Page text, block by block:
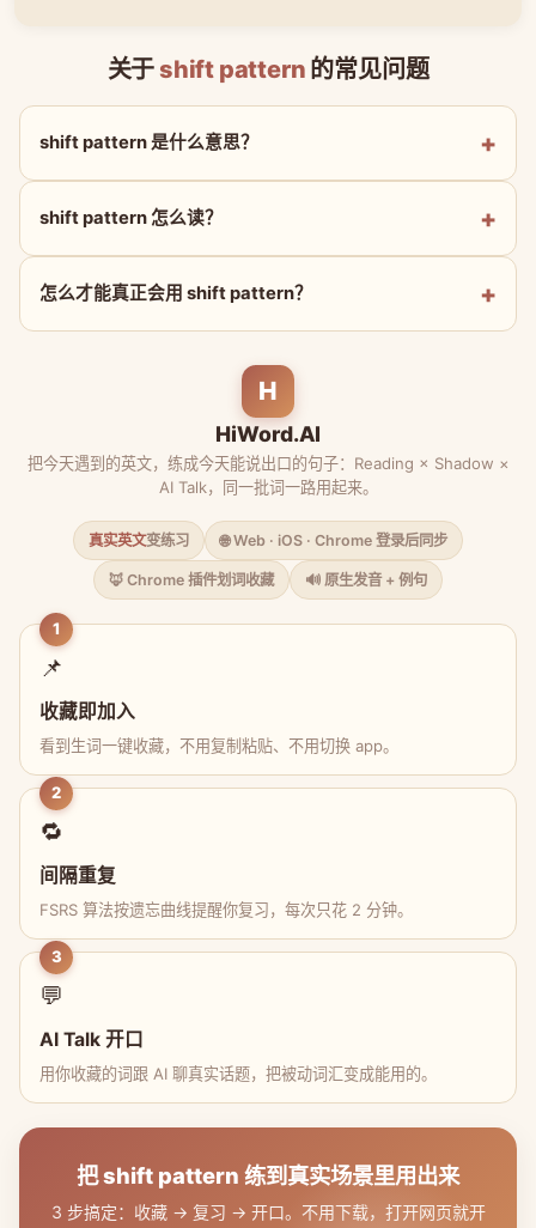
关于 shift pattern 的常见问题
shift pattern 是什么意思？
shift pattern 怎么读？
怎么才能真正会用 shift pattern？
H
HiWord.AI
把今天遇到的英文，练成今天能说出口的句子：Reading × Shadow ×
AI Talk，同一批词一路用起来。
真实英文变练习 🌐 Web · iOS · Chrome 登录后同步
🦊 Chrome 插件划词收藏 🔊 原生发音 + 例句
1
📌
收藏即加入
看到生词一键收藏，不用复制粘贴、不用切换 app。
2
🔁
间隔重复
FSRS 算法按遗忘曲线提醒你复习，每次只花 2 分钟。
3
💬
AI Talk 开口
用你收藏的词跟 AI 聊真实话题，把被动词汇变成能用的。
把 shift pattern 练到真实场景里用出来
3 步搞定：收藏 → 复习 → 开口。不用下载，打开网页就开